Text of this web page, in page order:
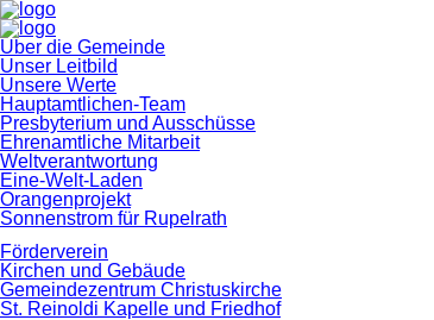
Navigation
überspringen
Über die Gemeinde
Unser Leitbild
Unsere Werte
Hauptamtlichen-Team
Presbyterium und Ausschüsse
Ehrenamtliche Mitarbeit
Weltverantwortung
Eine-Welt-Laden
Orangenprojekt
Sonnenstrom für Rupelrath
Förderverein
Kirchen und Gebäude
Gemeindezentrum Christuskirche
St. Reinoldi Kapelle und Friedhof